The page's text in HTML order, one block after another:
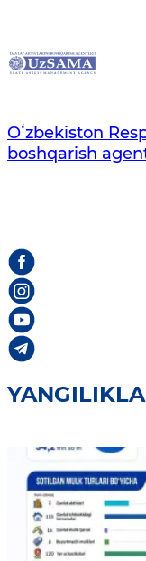
Oʻzbekiston
boshqarish